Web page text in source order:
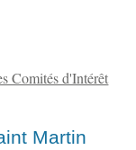
Comités d'Intérêt
Martin